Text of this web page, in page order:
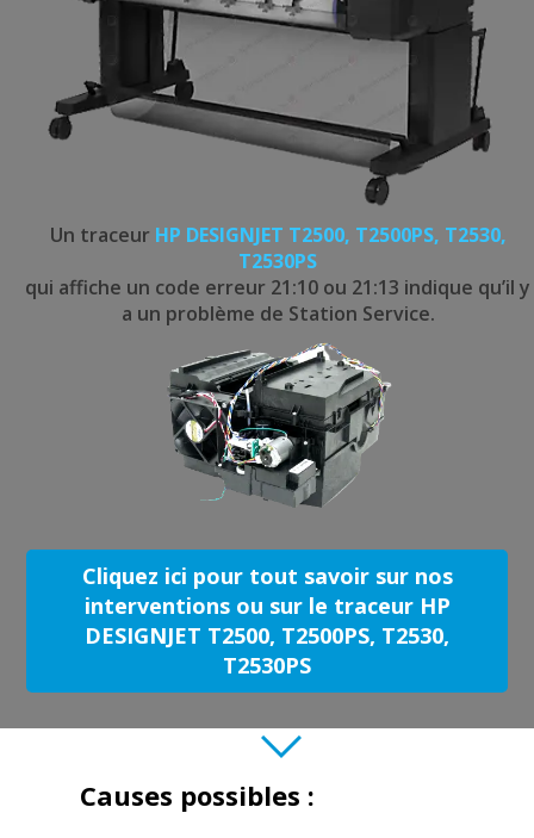
Un traceur HP DESIGNJET T2500, T2500PS, T2530,
T2530PS
qui affiche un code erreur 21:10 ou 21:13 indique qu’il y
a un problème de Station Service.
Cliquez ici pour tout savoir sur nos
interventions ou sur le traceur HP
DESIGNJET T2500, T2500PS, T2530,
T2530PS
Causes possibles :